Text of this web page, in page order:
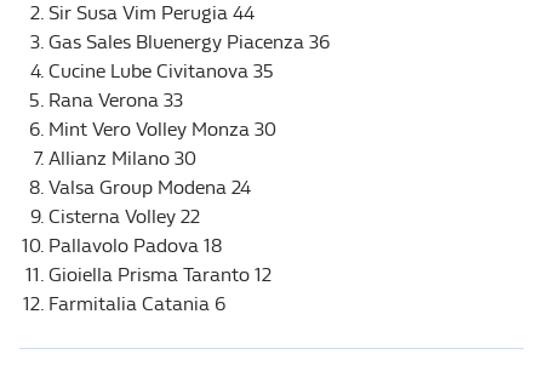
Sir Susa Vim Perugia 44
Gas Sales Bluenergy Piacenza 36
Cucine Lube Civitanova 35
Rana Verona 33
Mint Vero Volley Monza 30
Allianz Milano 30
Valsa Group Modena 24
Cisterna Volley 22
Pallavolo Padova 18
Gioiella Prisma Taranto 12
Farmitalia Catania 6